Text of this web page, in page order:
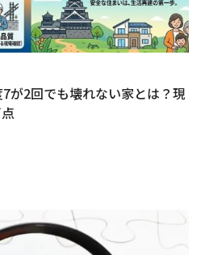
が2回でも壊れない家とは？現